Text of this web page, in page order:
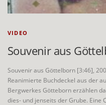
VIDEO
Souvenir aus
Souvenir aus Göttelborn [3:46],
Reanimierte Buchdeckel aus der
Bergwerkes Götteborn erzählen
dies- und jenseits der Grube. Eine